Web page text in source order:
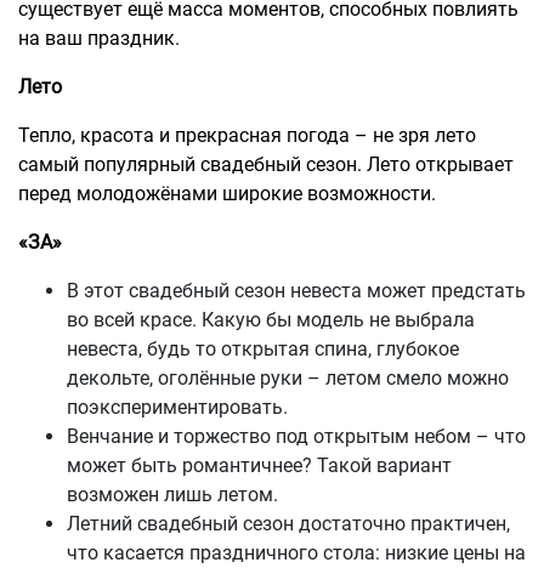
существует ещё масса моментов, способных повлиять
на ваш праздник.
Лето
Тепло, красота и прекрасная погода – не зря лето
самый популярный свадебный сезон. Лето открывает
перед молодожёнами широкие возможности.
«ЗА»
В этот свадебный сезон невеста может предстать
во всей красе. Какую бы модель не выбрала
невеста, будь то открытая спина, глубокое
декольте, оголённые руки – летом смело можно
поэкспериментировать.
Венчание и торжество под открытым небом – что
может быть романтичнее? Такой вариант
возможен лишь летом.
Летний свадебный сезон достаточно практичен,
что касается праздничного стола: низкие цены на